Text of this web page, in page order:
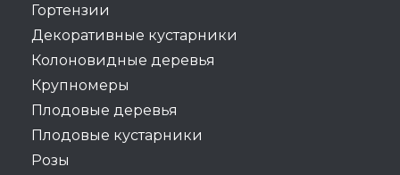
Гортензии
Декоративные кустарники
Колоновидные деревья
Крупномеры
Плодовые деревья
Плодовые кустарники
Розы